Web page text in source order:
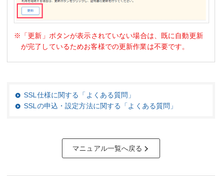
※「更新」ボタンが表示されていない場合は、既に自動更新
が完了しているためお客様での更新作業は不要です。
SSL仕様に関する「よくある質問」
SSLの申込・設定方法に関する「よくある質問」
マニュアル一覧へ戻る